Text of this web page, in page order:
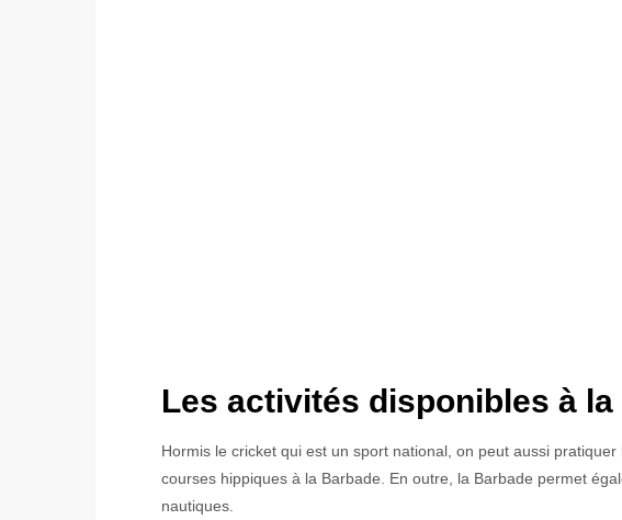
Les activités disponibles à la
Hormis le cricket qui est un sport national, on peut aussi
courses hippiques à la Barbade. En outre, la Barbade permet
nautiques.